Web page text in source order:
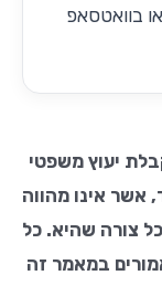
. אפשר גם בטל׳ 03-6017171 או בוואטסאפ
יעוץ משפטי
אשר אינו מהווה
צורה שהיא. כל
במאמר זה